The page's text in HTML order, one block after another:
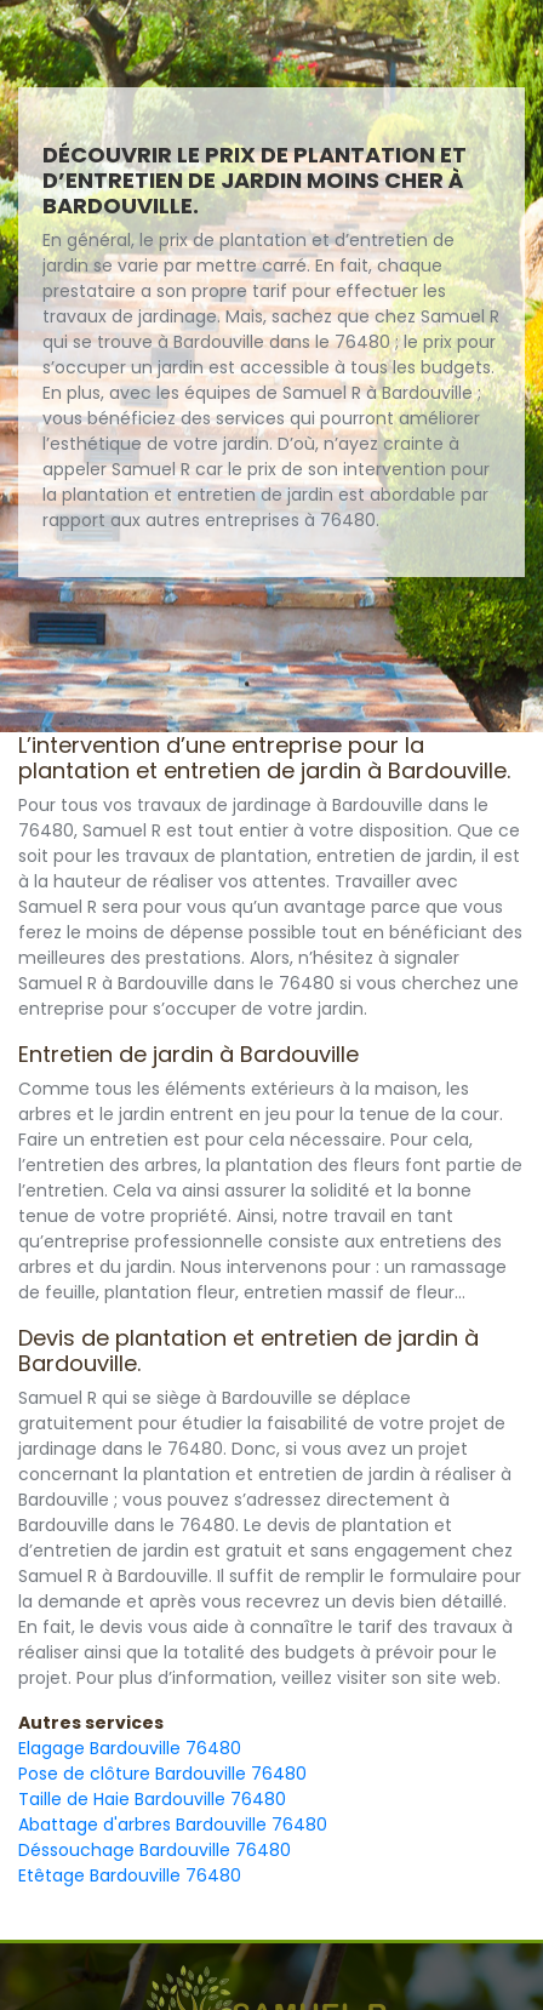
DÉCOUVRIR LE PRIX DE PLANTATION ET
D’ENTRETIEN DE JARDIN MOINS CHER À
BARDOUVILLE.
En général, le prix de plantation et d’entretien de
jardin se varie par mettre carré. En fait, chaque
prestataire a son propre tarif pour effectuer les
travaux de jardinage. Mais, sachez que chez Samuel R
qui se trouve à Bardouville dans le 76480 ; le prix pour
s’occuper un jardin est accessible à tous les budgets.
En plus, avec les équipes de Samuel R à Bardouville ;
vous bénéficiez des services qui pourront améliorer
l’esthétique de votre jardin. D’où, n’ayez crainte à
appeler Samuel R car le prix de son intervention pour
la plantation et entretien de jardin est abordable par
rapport aux autres entreprises à 76480.
L’intervention d’une entreprise pour la
plantation et entretien de jardin à Bardouville.
Pour tous vos travaux de jardinage à Bardouville dans le
76480, Samuel R est tout entier à votre disposition. Que ce
soit pour les travaux de plantation, entretien de jardin, il est
à la hauteur de réaliser vos attentes. Travailler avec
Samuel R sera pour vous qu’un avantage parce que vous
ferez le moins de dépense possible tout en bénéficiant des
meilleures des prestations. Alors, n’hésitez à signaler
Samuel R à Bardouville dans le 76480 si vous cherchez une
entreprise pour s’occuper de votre jardin.
Entretien de jardin à Bardouville
Comme tous les éléments extérieurs à la maison, les
arbres et le jardin entrent en jeu pour la tenue de la cour.
Faire un entretien est pour cela nécessaire. Pour cela,
l’entretien des arbres, la plantation des fleurs font partie de
l’entretien. Cela va ainsi assurer la solidité et la bonne
tenue de votre propriété. Ainsi, notre travail en tant
qu’entreprise professionnelle consiste aux entretiens des
arbres et du jardin. Nous intervenons pour : un ramassage
de feuille, plantation fleur, entretien massif de fleur…
Devis de plantation et entretien de jardin à
Bardouville.
Samuel R qui se siège à Bardouville se déplace
gratuitement pour étudier la faisabilité de votre projet de
jardinage dans le 76480. Donc, si vous avez un projet
concernant la plantation et entretien de jardin à réaliser à
Bardouville ; vous pouvez s’adressez directement à
Bardouville dans le 76480. Le devis de plantation et
d’entretien de jardin est gratuit et sans engagement chez
Samuel R à Bardouville. Il suffit de remplir le formulaire pour
la demande et après vous recevrez un devis bien détaillé.
En fait, le devis vous aide à connaître le tarif des travaux à
réaliser ainsi que la totalité des budgets à prévoir pour le
projet. Pour plus d’information, veillez visiter son site web.
Autres services
Elagage Bardouville 76480
Pose de clôture Bardouville 76480
Taille de Haie Bardouville 76480
Abattage d'arbres Bardouville 76480
Déssouchage Bardouville 76480
Etêtage Bardouville 76480